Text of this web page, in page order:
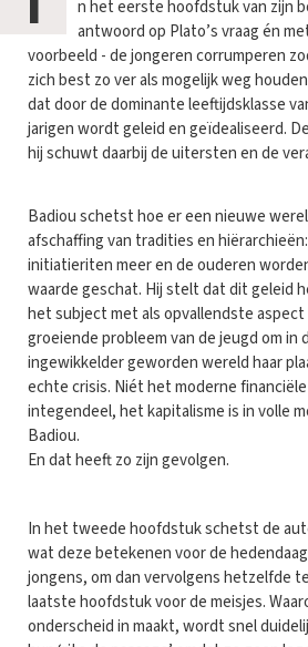
n het eerste hoofdstuk van zijn
antwoord op Plato’s vraag én
voorbeeld - de jongeren corrumperen
zich best zo ver als mogelijk weg
dat door de dominante leeftijdsklasse
jarigen wordt geleid en geïdealiseerd.
hij schuwt daarbij de uitersten en de
Badiou schetst hoe er een nieuwe
afschaffing van tradities en
initiatieriten meer en de ouderen
waarde geschat. Hij stelt dat dit geleid
het subject met als opvallendste
groeiende probleem van de jeugd om in
ingewikkelder geworden wereld haar
echte crisis. Niét het moderne
integendeel, het kapitalisme is in volle
Badiou.
En dat heeft zo zijn gevolgen.
In het tweede hoofdstuk schetst de
wat deze betekenen voor de
jongens, om dan vervolgens hetzelfde
laatste hoofdstuk voor de meisjes.
onderscheid in maakt, wordt snel